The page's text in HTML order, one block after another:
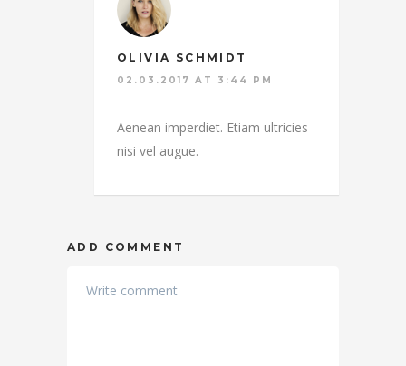
OLIVIA SCHMIDT
02.03.2017 AT 3:44 PM
Aenean imperdiet. Etiam ultricies
nisi vel augue.
ADD COMMENT